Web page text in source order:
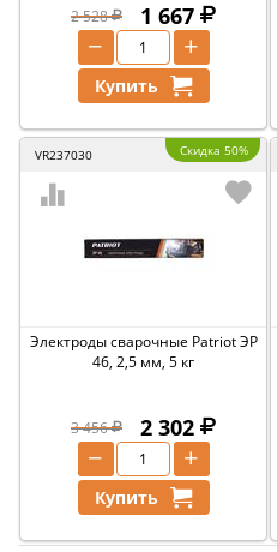
2 528 1 667
+
−
Купить
VR237030 Скидка 50%
Электроды сварочные Patriot ЭР
46, 2,5 мм, 5 кг
3 456 2 302
+
−
Купить